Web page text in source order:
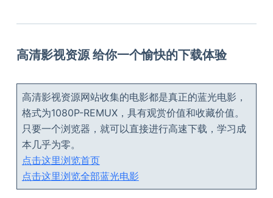
高清影视资源 给你一个愉快的下载体验
高清影视资源网站收集的电影都是真正的蓝光电影，
格式为1080P-REMUX，具有观赏价值和收藏价值。
只要一个浏览器，就可以直接进行高速下载，学习成
本几乎为零。
点击这里浏览首页
点击这里浏览全部蓝光电影